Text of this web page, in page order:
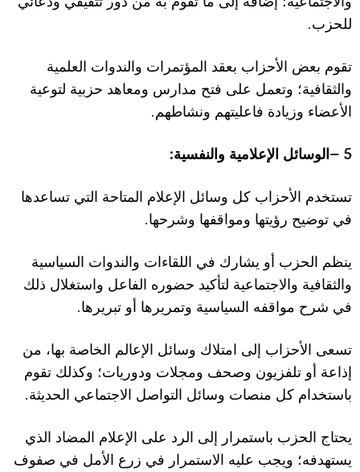
للحزب.
تقوم بعض الأحزاب بعقد المؤتمرات والندوات العلمية
والثقافية؛ وتعمل على فتح مدارس ومعاهد حزبية لتوعية
الأعضاء وزيادة فاعليتهم ونشاطهم .
5 –
الوسائل ا لإعلامية والنفسية:
تستخدم الأحزاب كل وسائل الإعلام المتاحة التي تساعدها
في توضيح رؤيتها ومواقفها وشرحها.
ينظم الحزب أو يشارك في اللقاءات والندوات السياسية
والثقافية والاجتماعية لتأكيد حضوره الفاعل واستغلال ذلك
في شرح مواقفه السياسية وتمريرها أو تبريرها.
تسعى الأحزاب إلى امتلاك وسائل الإعالم الخاصة بها، من
إذاعة أو تلفزيون وصحف ومجلات ودوريات؛ وكذلك تقوم
باستخدام كل منصات وسائل التواصل الاجتماعي الحديثة.
يحتاج الحزب باستمرار إلى الرد على الإعلام المضاد الذي
يستهدفه؛ ويجب عليه الاستمرار في زرع الأمل في صفوف